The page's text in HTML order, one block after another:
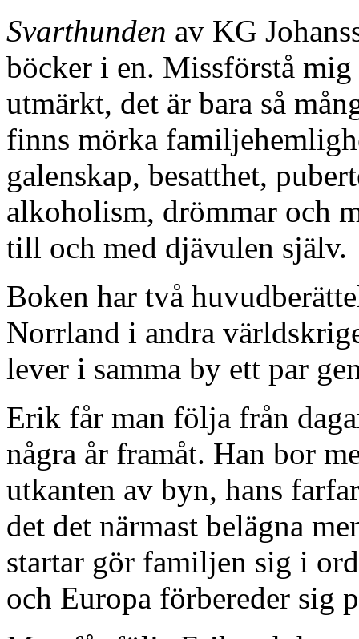
Svarthunden av KG
böcker i en. Missförstå
utmärkt, det är bara så
finns mörka
galenskap, besatthet,
alkoholism, drömmar och
till och med djävulen själv.
Boken har två
Norrland i andra
lever i samma by ett par
Erik får man följa från
några år framåt. Han bor
utkanten av byn, hans
det det närmast belägna
startar gör familjen sig i
och Europa förbereder sig